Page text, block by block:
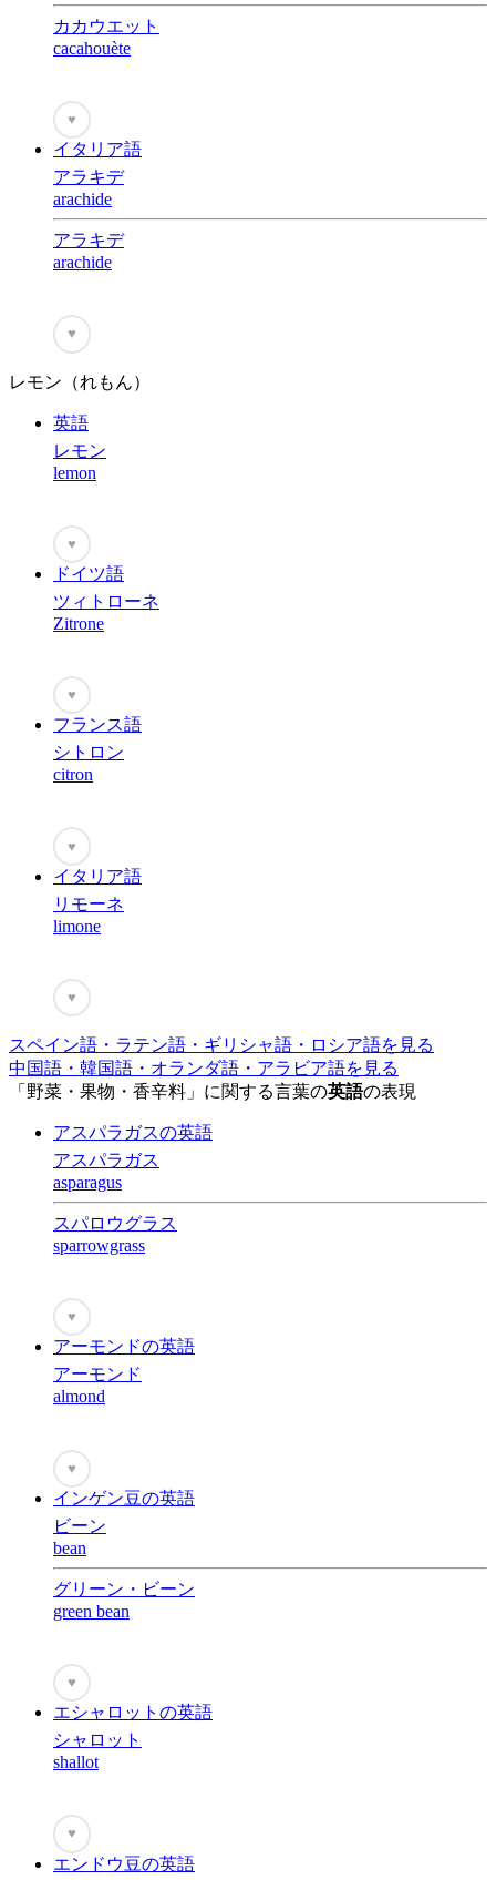
カカウエット
cacahouète
♥
イタリア語
アラキデ
arachide
アラキデ
arachide
♥
レモン（れもん）
英語
レモン
lemon
♥
ドイツ語
ツィトローネ
Zitrone
♥
フランス語
シトロン
citron
♥
イタリア語
リモーネ
limone
♥
スペイン語・ラテン語・ギリシャ語・ロシア語を見る
中国語・韓国語・オランダ語・アラビア語を見る
「野菜・果物・香辛料」に関する言葉の英語の表現
アスパラガスの英語
アスパラガス
asparagus
スパロウグラス
sparrowgrass
♥
アーモンドの英語
アーモンド
almond
♥
インゲン豆の英語
ビーン
bean
グリーン・ビーン
green bean
♥
エシャロットの英語
シャロット
shallot
♥
エンドウ豆の英語